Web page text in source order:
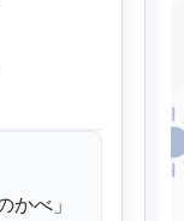
かべ」